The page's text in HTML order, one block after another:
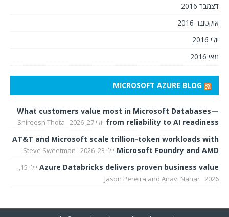
דצמבר 2016
אוקטובר 2016
יולי 2016
מאי 2016
MICROSOFT AZURE BLOG
What customers value most in Microsoft Databases—
from reliability to AI readiness יולי 27, 2026 Shireesh Thota
AT&T and Microsoft scale trillion-token workloads with
Microsoft Foundry and AMD יולי 23, 2026 Steve Sweetman
Azure Databricks delivers proven business value
יולי 15,
2026
Jason Pereira and Anavi Nahar